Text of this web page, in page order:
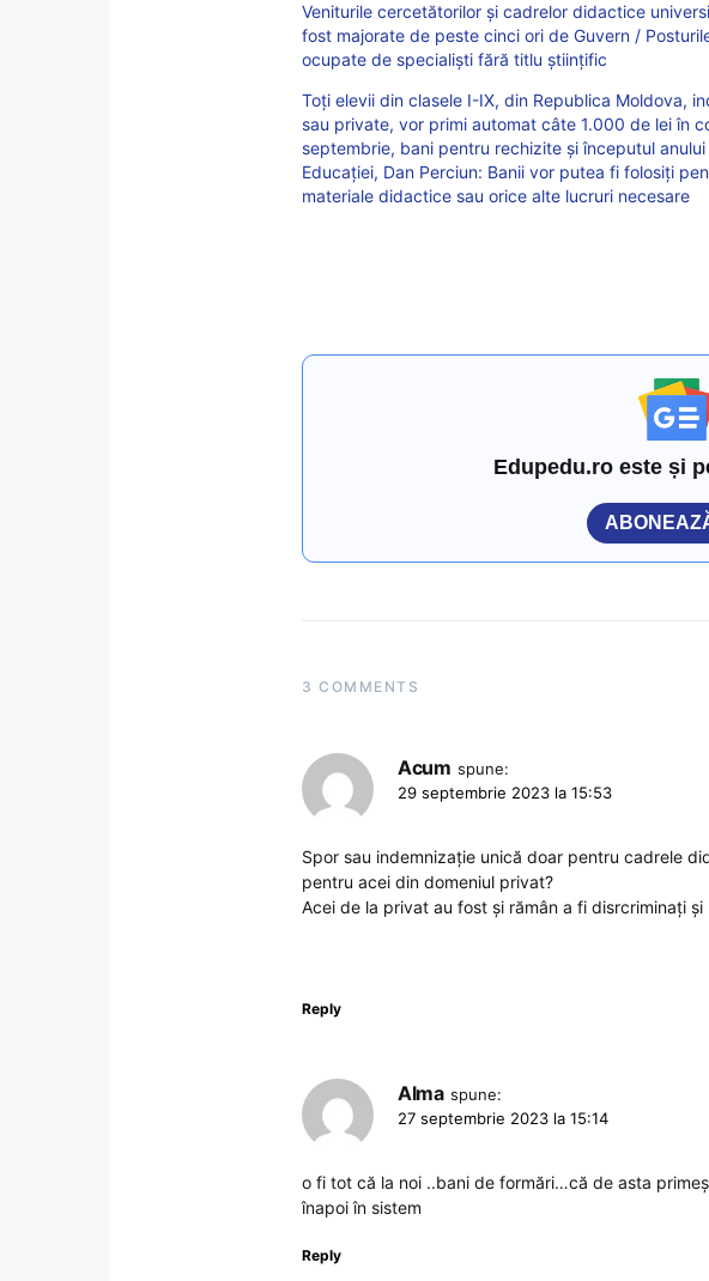
Veniturile cercetătorilor și cadrelor didactice
fost majorate de peste cinci ori de Guvern /
ocupate de specialiști fără titlu științific
Toți elevii din clasele I-IX, din Republica Moldova,
sau private, vor primi automat câte 1.000 de lei în
septembrie, bani pentru rechizite și începutul
Educației, Dan Perciun: Banii vor putea fi folosiți
materiale didactice sau orice alte lucruri necesare
Edupedu.ro este și
3 COMMENTS
Acum spune:
29 septembrie 2023 la 15:53
Spor sau indemnizație unică doar pentru cadrele
pentru acei din domeniul privat?
Acei de la privat au fost şi rămân a fi disrcriminați şi
Reply
Alma spune:
27 septembrie 2023 la 15:14
o fi tot că la noi ..bani de formări…că de asta
înapoi în sistem
Reply